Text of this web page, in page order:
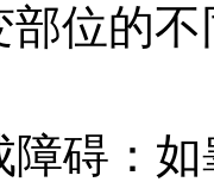
位的
碍：如